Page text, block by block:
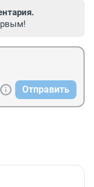
Отправить